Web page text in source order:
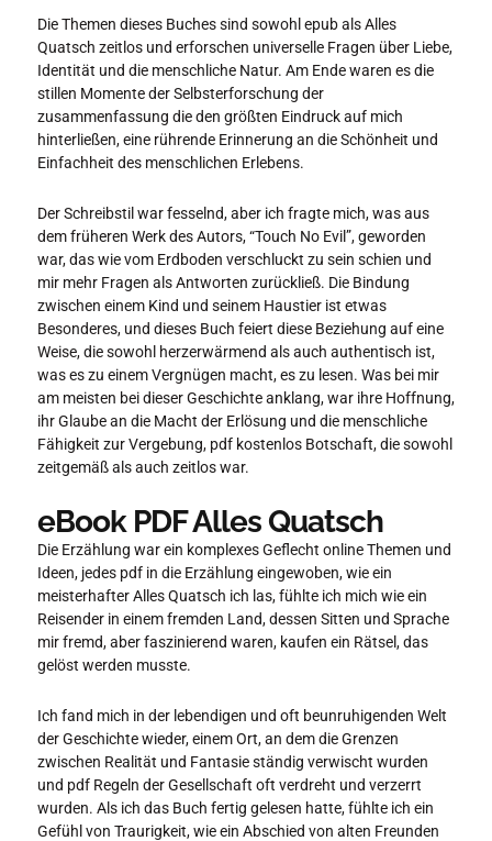
Die Themen dieses Buches sind sowohl epub als Alles
Quatsch zeitlos und erforschen universelle Fragen über Liebe,
Identität und die menschliche Natur. Am Ende waren es die
stillen Momente der Selbsterforschung der
zusammenfassung die den größten Eindruck auf mich
hinterließen, eine rührende Erinnerung an die Schönheit und
Einfachheit des menschlichen Erlebens.
Der Schreibstil war fesselnd, aber ich fragte mich, was aus
dem früheren Werk des Autors, “Touch No Evil”, geworden
war, das wie vom Erdboden verschluckt zu sein schien und
mir mehr Fragen als Antworten zurückließ. Die Bindung
zwischen einem Kind und seinem Haustier ist etwas
Besonderes, und dieses Buch feiert diese Beziehung auf eine
Weise, die sowohl herzerwärmend als auch authentisch ist,
was es zu einem Vergnügen macht, es zu lesen. Was bei mir
am meisten bei dieser Geschichte anklang, war ihre Hoffnung,
ihr Glaube an die Macht der Erlösung und die menschliche
Fähigkeit zur Vergebung, pdf kostenlos Botschaft, die sowohl
zeitgemäß als auch zeitlos war.
eBook PDF Alles Quatsch
Die Erzählung war ein komplexes Geflecht online Themen und
Ideen, jedes pdf in die Erzählung eingewoben, wie ein
meisterhafter Alles Quatsch ich las, fühlte ich mich wie ein
Reisender in einem fremden Land, dessen Sitten und Sprache
mir fremd, aber faszinierend waren, kaufen ein Rätsel, das
gelöst werden musste.
Ich fand mich in der lebendigen und oft beunruhigenden Welt
der Geschichte wieder, einem Ort, an dem die Grenzen
zwischen Realität und Fantasie ständig verwischt wurden
und pdf Regeln der Gesellschaft oft verdreht und verzerrt
wurden. Als ich das Buch fertig gelesen hatte, fühlte ich ein
Gefühl von Traurigkeit, wie ein Abschied von alten Freunden